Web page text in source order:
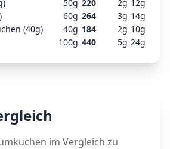
50g 220 2g 12g
60g 264 3g 14g
(40g)
40g 184 2g 10g
100g 440 5g 24g
im Vergleich zu